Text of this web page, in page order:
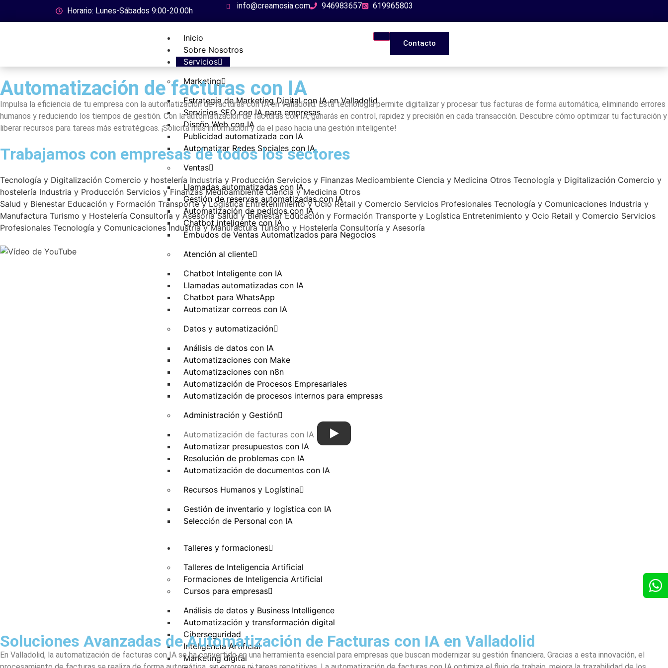
Horario: Lunes-Sábados 9:00-20:00h
info@creamosia.com 946983657 619965803
Inicio
Sobre Nosotros
Servicios
Marketing
Estrategia de Marketing Digital con IA en Valladolid
Servicios SEO con IA para empresas
Diseño Web con IA
Publicidad automatizada con IA
Automatizar Redes Sociales con IA
Ventas
Llamadas automatizadas con IA
Gestión de reservas automatizadas con IA
Automatización de pedidos con IA
Chatbot inteligente con IA
Embudos de Ventas Automatizados para Negocios
Atención al cliente
Chatbot Inteligente con IA
Llamadas automatizadas con IA
Chatbot para WhatsApp
Automatizar correos con IA
Datos y automatización
Análisis de datos con IA
Automatizaciones con Make
Automatizaciones con n8n
Automatización de Procesos Empresariales
Automatización de procesos internos para empresas
Administración y Gestión
Automatización de facturas con IA
Automatizar presupuestos con IA
Resolución de problemas con IA
Automatización de documentos con IA
Recursos Humanos y Logístina
Gestión de inventario y logística con IA
Selección de Personal con IA
Talleres y formaciones
Talleres de Inteligencia Artificial
Formaciones de Inteligencia Artificial
Cursos para empresas
Análisis de datos y Business Intelligence
Automatización y transformación digital
Ciberseguridad
Inteligencia Artificial
Marketing digital
Contacto
Automatización de facturas con IA
Impulsa la eficiencia de tu empresa con la automatización de facturas con IA en Valladolid. Esta tecnología permite digitalizar y procesar tus facturas de forma automática, eliminando errores
humanos y reduciendo los tiempos de gestión. Con la automatización de facturas con IA, ganarás en control, rapidez y precisión en cada transacción. Descubre cómo optimizar tu facturación y
liberar recursos para tareas más estratégicas. ¡Solicita más información y da el paso hacia una gestión inteligente!
Trabajamos con empresas de todos los sectores
Tecnología y Digitalización Comercio y hostelería Industria y Producción Servicios y Finanzas Medioambiente Ciencia y Medicina Otros Tecnología y Digitalización Comercio y
hostelería Industria y Producción Servicios y Finanzas Medioambiente Ciencia y Medicina Otros
Salud y Bienestar Educación y Formación Transporte y Logística Entretenimiento y Ocio Retail y Comercio Servicios Profesionales Tecnología y Comunicaciones Industria y
Manufactura Turismo y Hostelería Consultoría y Asesoría Salud y Bienestar Educación y Formación Transporte y Logística Entretenimiento y Ocio Retail y Comercio Servicios
Profesionales Tecnología y Comunicaciones Industria y Manufactura Turismo y Hostelería Consultoría y Asesoría
Soluciones Avanzadas de Automatización de Facturas con IA en Valladolid
En Valladolid, la automatización de facturas con IA se ha convertido en una herramienta esencial para empresas que buscan modernizar su gestión financiera. Gracias a esta innovación, el